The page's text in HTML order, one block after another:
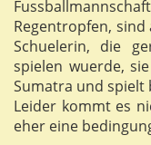
Regentropfen,
Schuelerin, die
spielen wuerde,
Sumatra und spielt
Leider kommt es
eher eine